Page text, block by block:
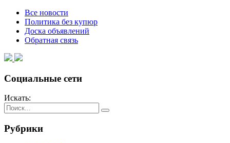
Все новости
Политика без купюр
Доска объявлений
Обратная связь
Социальные сети
Искать:
Рубрики